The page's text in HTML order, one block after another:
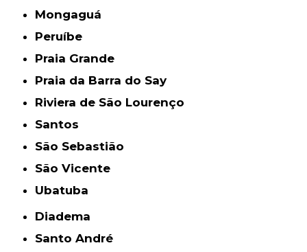
Mongaguá
Peruíbe
Praia Grande
Praia da Barra do Say
Riviera de São Lourenço
Santos
São Sebastião
São Vicente
Ubatuba
Diadema
Santo André